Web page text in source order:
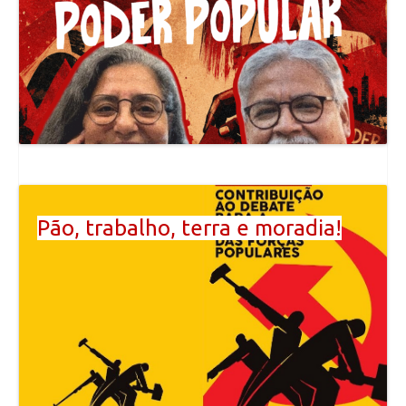
Pão, trabalho, terra e moradia!